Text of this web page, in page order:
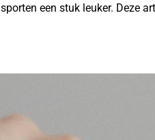
een stuk leuker. Deze